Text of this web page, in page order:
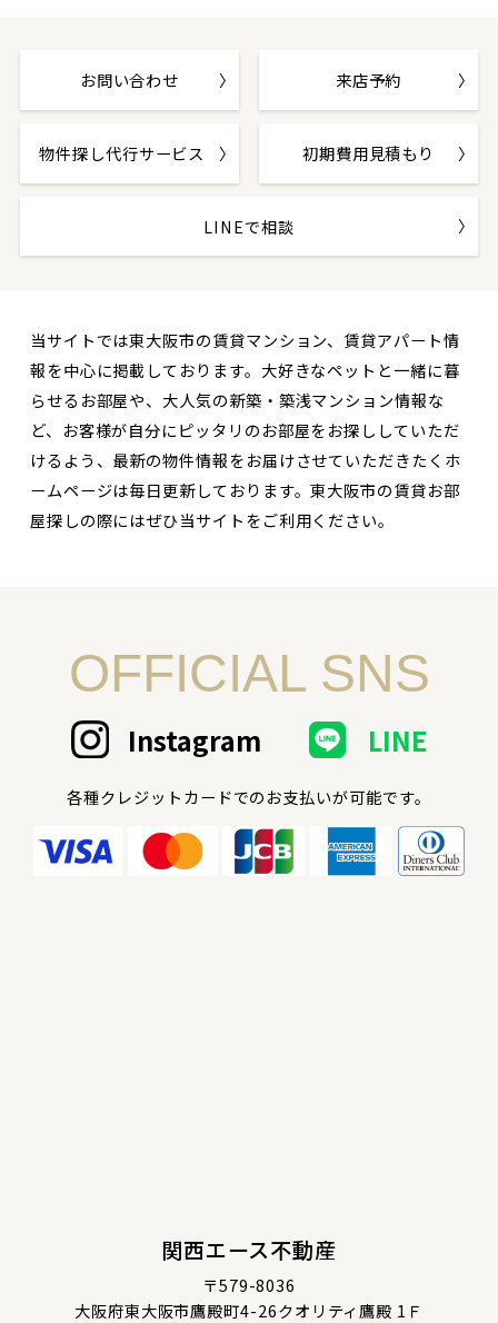
お問い合わせ 来店予約
物件探し代行サービス 初期費用見積もり
LINEで相談
当サイトでは東大阪市の賃貸マンション、賃貸アパート情
報を中心に掲載しております。大好きなペットと一緒に暮
らせるお部屋や、大人気の新築・築浅マンション情報な
ど、お客様が自分にピッタリのお部屋をお探ししていただ
けるよう、最新の物件情報をお届けさせていただきたくホ
ームページは毎日更新しております。東大阪市の賃貸お部
屋探しの際にはぜひ当サイトをご利用ください。
OFFICIAL SNS
Instagram LINE
各種クレジットカードでのお支払いが可能です。
関西エース不動産
〒579-8036
大阪府東大阪市鷹殿町4-26クオリティ鷹殿 1Ｆ